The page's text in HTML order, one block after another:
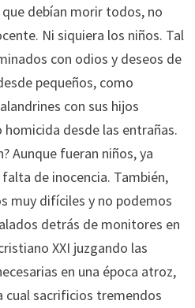
debían morir todos, no
Ni siquiera los niños. Tal
con odios y deseos de
pequeños, como
con sus hijos
desde las entrañas.
Aunque fueran niños, ya
de inocencia. También,
muy difíciles y no podemos
detrás de monitores en
XXI juzgando las
en una época atroz,
cual sacrificios tremendos